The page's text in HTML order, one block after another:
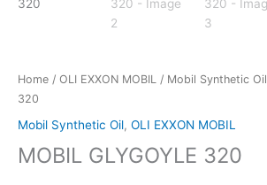
Home / OLI EXXON MOBIL / Mobil Synthetic Oil
320
Mobil Synthetic Oil, OLI EXXON MOBIL
MOBIL GLYGOYLE 320